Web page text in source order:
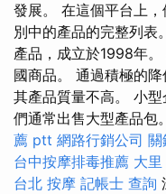
發展。 在這個平台上
別中的產品的完整列表
產品，成立於1998年
國商品。 通過積極的
其產品質量不高。 小
們通常出售大型產品包
薦 ptt 網路行銷公司 關
台中按摩排毒推薦 大
台北 按摩 記帳士 查詢